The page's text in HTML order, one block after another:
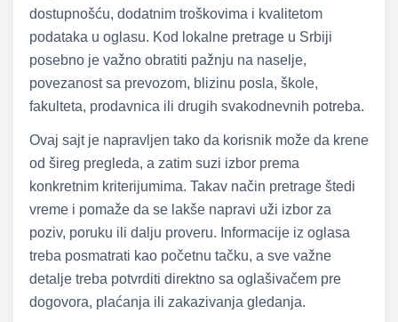
dostupnošću, dodatnim troškovima i kvalitetom
podataka u oglasu. Kod lokalne pretrage u Srbiji
posebno je važno obratiti pažnju na naselje,
povezanost sa prevozom, blizinu posla, škole,
fakulteta, prodavnica ili drugih svakodnevnih potreba.
Ovaj sajt je napravljen tako da korisnik može da krene
od šireg pregleda, a zatim suzi izbor prema
konkretnim kriterijumima. Takav način pretrage štedi
vreme i pomaže da se lakše napravi uži izbor za
poziv, poruku ili dalju proveru. Informacije iz oglasa
treba posmatrati kao početnu tačku, a sve važne
detalje treba potvrditi direktno sa oglašivačem pre
dogovora, plaćanja ili zakazivanja gledanja.